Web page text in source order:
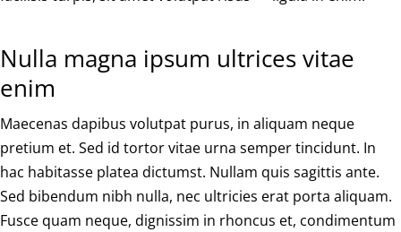
Nulla magna ipsum ultrices vitae
enim
Maecenas dapibus volutpat purus, in aliquam neque
pretium et. Sed id tortor vitae urna semper tincidunt. In
hac habitasse platea dictumst. Nullam quis sagittis ante.
Sed bibendum nibh nulla, nec ultricies erat porta aliquam.
Fusce quam neque, dignissim in rhoncus et, condimentum